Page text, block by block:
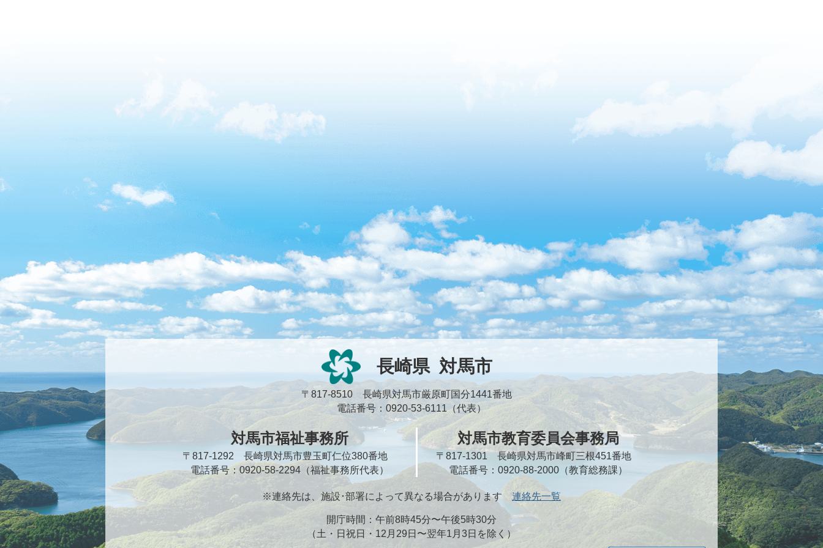
長崎県 対馬市
〒817-8510 長崎県対馬市厳原町国分1441番地
電話番号：0920-53-6111（代表）
対馬市福祉事務所
〒817-1292 長崎県対馬市豊玉町仁位380番地
電話番号：0920-58-2294（福祉事務所代表）
対馬市教育委員会事務局
〒817-1301 長崎県対馬市峰町三根451番地
電話番号：0920-88-2000（教育総務課）
※連絡先は、施設･部署によって異なる場合があります連絡先一覧
開庁時間：午前8時45分〜午後5時30分
（土・日祝日・12月29日〜翌年1月3日を除く）